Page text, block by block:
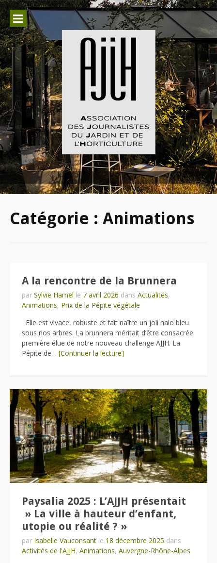
Aller
au
contenu
Association des Journalistes du
Jardin et de l'Horticulture
Catégorie : Animations
A la rencontre de la Brunnera
par Sylvie Hamel le 7 avril 2026 dans Actualités,
Animations, Prix de la Pépite végétale
Elle est vivace, robuste et fait naître un joli halo bleu
sous nos arbres. La brunnera méritait d’être consacrée
première élue de notre nouveau challenge AJJH. La
Pépite de… [Continuer la lecture]
Paysalia 2025 : L’AJJH présentait
» La ville à hauteur d’enfant,
utopie ou réalité ? »
par Isabelle Vauconsant le 18 décembre 2025 dans
Activités de l'AJJH, Animations, Auvergne-Rhône-Alpes